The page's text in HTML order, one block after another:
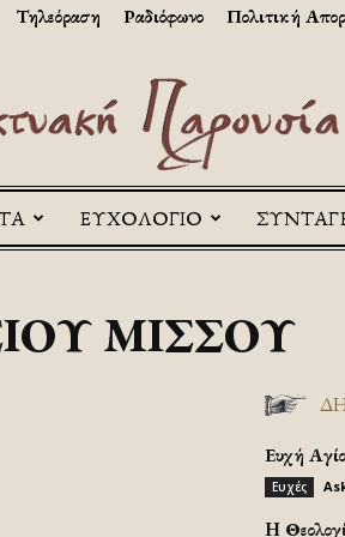
Τηλεόραση Ραδιόφωνο Πολιτική
Askitikon
ΕΥΧΟΛΟΓΙΟ
ΜΙΣΣΟΎ
Ευχή
Ευχές
H